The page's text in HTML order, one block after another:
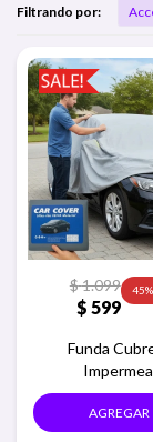
Filtrando por:
$ 599
$1.099 45
Funda